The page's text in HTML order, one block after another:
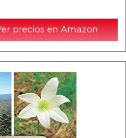
precios en Amazon